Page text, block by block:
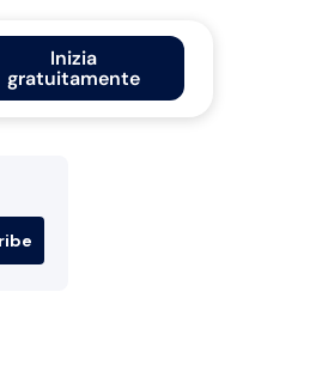
Inizia
gratuitamente